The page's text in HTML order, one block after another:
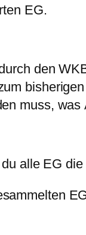
EG.
den
muss,
alle EG